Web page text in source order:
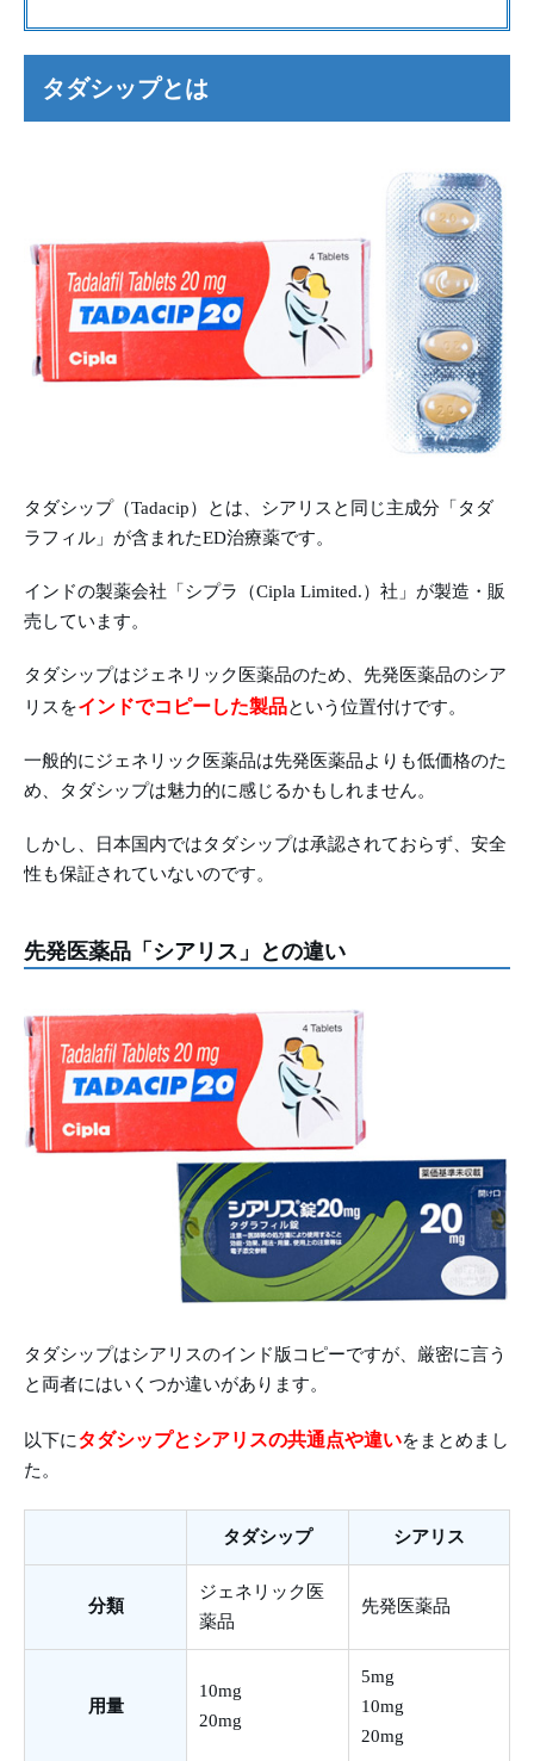
タダシップとは
タダシップ（Tadacip）とは、シアリスと同じ主成分「タダ
ラフィル」が含まれたED治療薬です。
インドの製薬会社「シプラ（Cipla Limited.）社」が製造・販
売しています。
タダシップはジェネリック医薬品のため、先発医薬品のシア
リスをインドでコピーした製品という位置付けです。
一般的にジェネリック医薬品は先発医薬品よりも低価格のた
め、タダシップは魅力的に感じるかもしれません。
しかし、日本国内ではタダシップは承認されておらず、安全
性も保証されていないのです。
先発医薬品「シアリス」との違い
タダシップはシアリスのインド版コピーですが、厳密に言う
と両者にはいくつか違いがあります。
以下にタダシップとシアリスの共通点や違いをまとめまし
た。
タダシップ シアリス
分類
ジェネリック医
薬品
先発医薬品
用量
10mg
20mg
5mg
10mg
20mg